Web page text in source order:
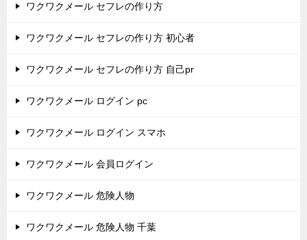
ワクワクメール セフレの作り方
ワクワクメール セフレの作り方 初心者
ワクワクメール セフレの作り方 自己pr
ワクワクメール ログイン pc
ワクワクメール ログイン スマホ
ワクワクメール 会員ログイン
ワクワクメール 危険人物
ワクワクメール 危険人物 千葉